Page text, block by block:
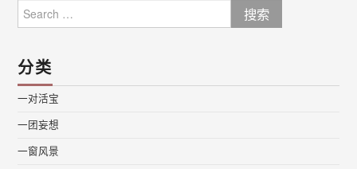
for:
分类
一对活宝
一团妄想
一窗风景